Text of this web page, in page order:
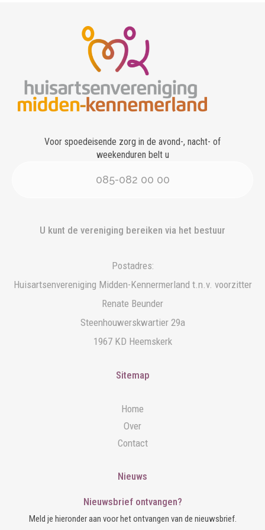
Voor spoedeisende zorg in de avond-, nacht- of
weekenduren belt u
085-082 00 00
U kunt de vereniging bereiken via het bestuur
Postadres:
Huisartsenvereniging Midden-Kennermerland t.n.v. voorzitter
Renate Beunder
Steenhouwerskwartier 29a
1967 KD Heemskerk
Sitemap
Home
Over
Contact
Nieuws
Nieuwsbrief ontvangen?
Meld je hieronder aan voor het ontvangen van de nieuwsbrief.